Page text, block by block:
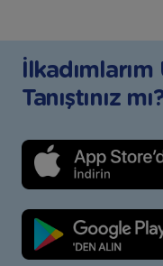
Tanıştınız